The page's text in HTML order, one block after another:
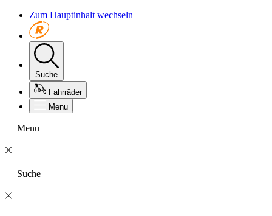
Zum Hauptinhalt wechseln
Suche
Fahrräder
Menu
Menu
Suche